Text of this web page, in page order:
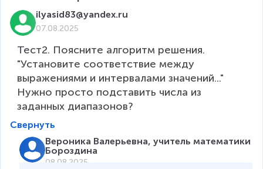
ilyasid83@yandex.ru
07.08.2025
Тест2. Поясните алгоритм решения.
"Установите соответствие между
выражениями и интервалами значений..."
Нужно просто подставить числа из
заданных диапазонов?
Свернуть
Вероника Валерьевна, учитель математики
Бороздина
08.08.2025